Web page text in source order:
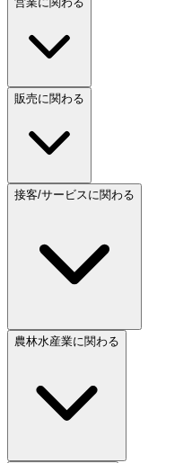
販売に関わる
接客/サービスに関わる
農林水産業に関わる